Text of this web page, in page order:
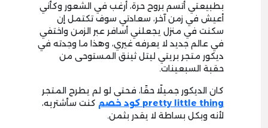
بطبيعتي أتسم بروح حرة، أرغب في الشعور وكأني
أعيش في زمن آخر، سعادتي سوف تكتمل إن
سكنت في منزل يجعلني أسافر عبر الزمن واختفي
في عالم جديد لا يعرفه غيري، وهذا ما وجدته في
ديكور متجر بريتي ليتل ثينق المستوحى من
حقبة السبعينات.
كان الديكور جميلًا حقًا، فحتى لو لم يطرح المتجر
pretty little thing كود خصم
كنت سأشتريه،
لأنه وبكل بساطة لا يقدر بثمن.